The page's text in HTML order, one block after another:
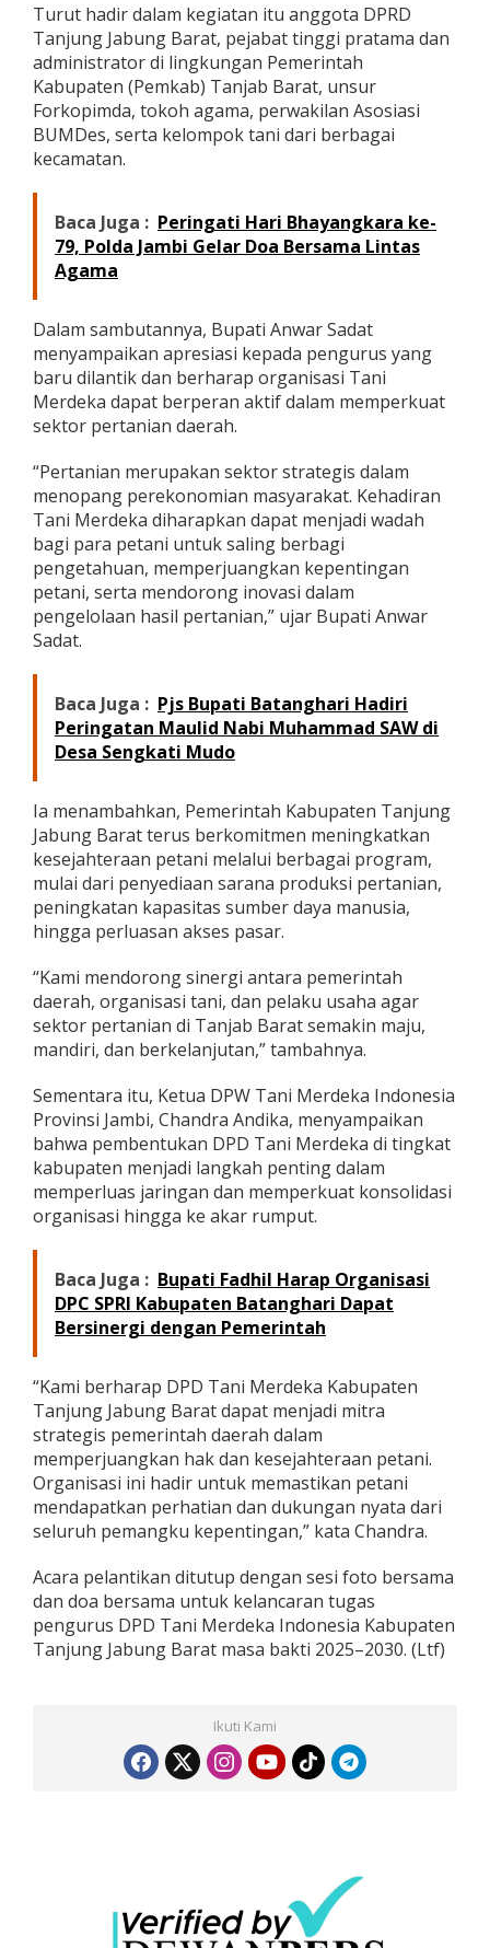
p
a
t
i
A
n
w
a
a
g
a
s
k
a
n
o
m
i
t
m
e
n
D
g
S
e
o
r
P
e
r
t
a
a
n
Turut hadir dalam kegiatan itu anggota DPRD
Tanjung Jabung Barat, pejabat tinggi pratama dan
administrator di lingkungan Pemerintah
Kabupaten (Pemkab) Tanjab Barat, unsur
Forkopimda, tokoh agama, perwakilan Asosiasi
BUMDes, serta kelompok tani dari berbagai
kecamatan.
Baca Juga : Peringati Hari Bhayangkara ke-
79, Polda Jambi Gelar Doa Bersama Lintas
Agama
Dalam sambutannya, Bupati Anwar Sadat
menyampaikan apresiasi kepada pengurus yang
baru dilantik dan berharap organisasi Tani
Merdeka dapat berperan aktif dalam memperkuat
sektor pertanian daerah.
“Pertanian merupakan sektor strategis dalam
menopang perekonomian masyarakat. Kehadiran
Tani Merdeka diharapkan dapat menjadi wadah
bagi para petani untuk saling berbagi
pengetahuan, memperjuangkan kepentingan
petani, serta mendorong inovasi dalam
pengelolaan hasil pertanian,” ujar Bupati Anwar
Sadat.
Baca Juga : Pjs Bupati Batanghari Hadiri
Peringatan Maulid Nabi Muhammad SAW di
Desa Sengkati Mudo
Ia menambahkan, Pemerintah Kabupaten Tanjung
Jabung Barat terus berkomitmen meningkatkan
kesejahteraan petani melalui berbagai program,
mulai dari penyediaan sarana produksi pertanian,
peningkatan kapasitas sumber daya manusia,
hingga perluasan akses pasar.
“Kami mendorong sinergi antara pemerintah
daerah, organisasi tani, dan pelaku usaha agar
sektor pertanian di Tanjab Barat semakin maju,
mandiri, dan berkelanjutan,” tambahnya.
Sementara itu, Ketua DPW Tani Merdeka Indonesia
Provinsi Jambi, Chandra Andika, menyampaikan
bahwa pembentukan DPD Tani Merdeka di tingkat
kabupaten menjadi langkah penting dalam
memperluas jaringan dan memperkuat konsolidasi
organisasi hingga ke akar rumput.
Baca Juga : Bupati Fadhil Harap Organisasi
DPC SPRI Kabupaten Batanghari Dapat
Bersinergi dengan Pemerintah
“Kami berharap DPD Tani Merdeka Kabupaten
Tanjung Jabung Barat dapat menjadi mitra
strategis pemerintah daerah dalam
memperjuangkan hak dan kesejahteraan petani.
Organisasi ini hadir untuk memastikan petani
mendapatkan perhatian dan dukungan nyata dari
seluruh pemangku kepentingan,” kata Chandra.
Acara pelantikan ditutup dengan sesi foto bersama
dan doa bersama untuk kelancaran tugas
pengurus DPD Tani Merdeka Indonesia Kabupaten
Tanjung Jabung Barat masa bakti 2025–2030. (Ltf)
Ikuti Kami